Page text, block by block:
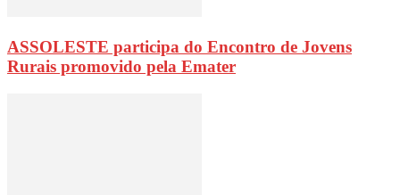
ASSOLESTE participa do Encontro de Jovens
Rurais promovido pela Emater